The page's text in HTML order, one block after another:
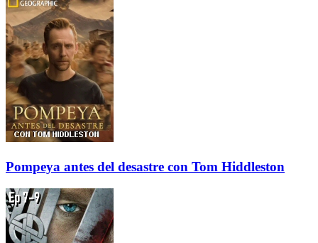
Pompeya antes del desastre con Tom Hiddleston